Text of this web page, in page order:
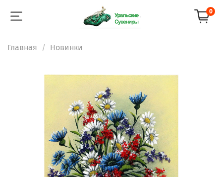
0
Главная Новинки